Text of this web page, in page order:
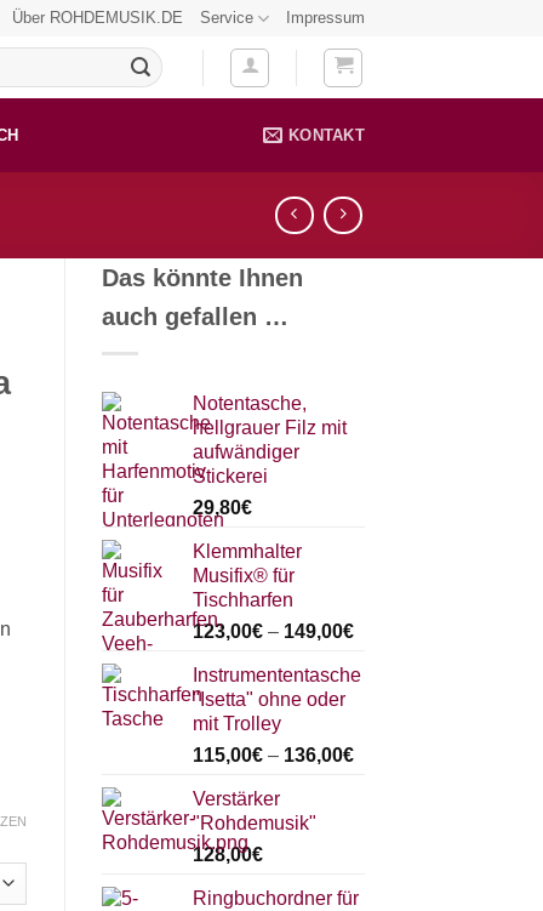
Über ROHDEMUSIK.DE Service Impressum
KONTAKT
Das könnte Ihnen
auch gefallen …
Notentasche,
hellgrauer Filz mit
aufwändiger
Stickerei
29,80€
Klemmhalter
Musifix® für
Tischharfen
123,00€– 149,00€
Instrumententasche
"Isetta" ohne oder
mit Trolley
115,00€– 136,00€
Verstärker
"Rohdemusik"
128,00€
Ringbuchordner für